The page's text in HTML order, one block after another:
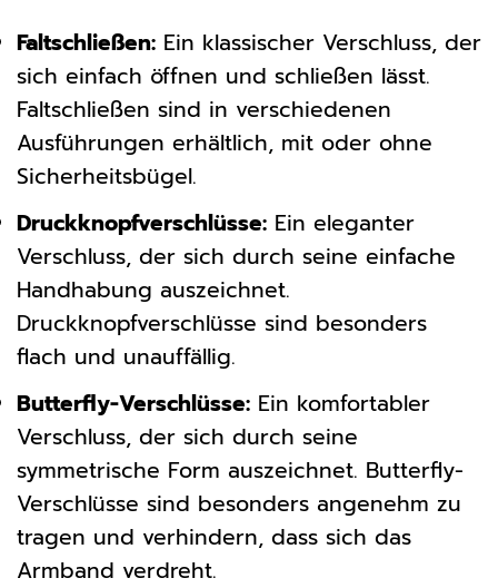
Faltschließen: Ein klassischer Verschluss, der
sich einfach öffnen und schließen lässt.
Faltschließen sind in verschiedenen
Ausführungen erhältlich, mit oder ohne
Sicherheitsbügel.
Druckknopfverschlüsse: Ein eleganter
Verschluss, der sich durch seine einfache
Handhabung auszeichnet.
Druckknopfverschlüsse sind besonders
flach und unauffällig.
Butterfly-Verschlüsse: Ein komfortabler
Verschluss, der sich durch seine
symmetrische Form auszeichnet. Butterfly-
Verschlüsse sind besonders angenehm zu
tragen und verhindern, dass sich das
Armband verdreht.